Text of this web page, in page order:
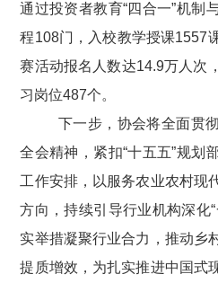
通过投资者教育“四合一”机制
程108门，入校教学授课1557
赛活动报名人数达14.9万人次
习岗位487个。
下一步，协会将全面贯
全会精神，紧扣“十五五”规划
工作安排，以服务农业农村现
方向，持续引导行业机构深化
实举措凝聚行业合力，推动乡
提质增效，为扎实推进中国式